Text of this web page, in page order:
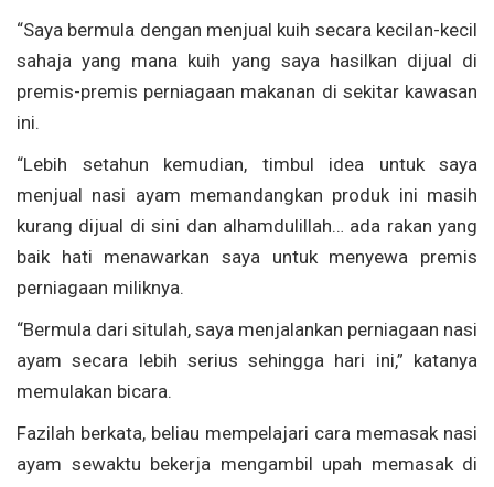
“Saya bermula dengan menjual kuih secara kecilan-kecil
sahaja yang mana kuih yang saya hasilkan dijual di
premis-premis perniagaan makanan di sekitar kawasan
ini.
“Lebih setahun kemudian, timbul idea untuk saya
menjual nasi ayam memandangkan produk ini masih
kurang dijual di sini dan alhamdulillah… ada rakan yang
baik hati menawarkan saya untuk menyewa premis
perniagaan miliknya.
“Bermula dari situlah, saya menjalankan perniagaan nasi
ayam secara lebih serius sehingga hari ini,” katanya
memulakan bicara.
Fazilah berkata, beliau mempelajari cara memasak nasi
ayam sewaktu bekerja mengambil upah memasak di